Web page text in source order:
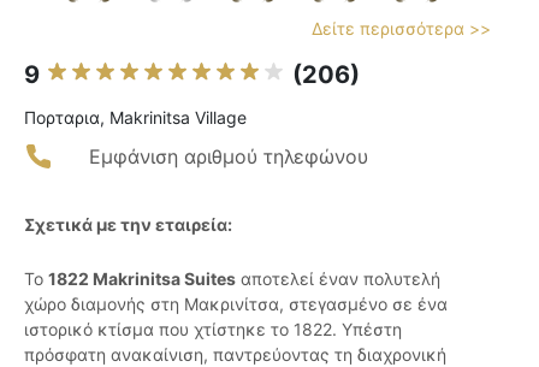
Δείτε περισσότερα >>
9 (206)
Πορταρια, Makrinitsa Village
Εμφάνιση αριθμού τηλεφώνου
Σχετικά με την εταιρεία:
Το 1822 Makrinitsa Suites αποτελεί έναν πολυτελή
χώρο διαμονής στη Μακρινίτσα, στεγασμένο σε ένα
ιστορικό κτίσμα που χτίστηκε το 1822. Υπέστη
πρόσφατη ανακαίνιση, παντρεύοντας τη διαχρονική